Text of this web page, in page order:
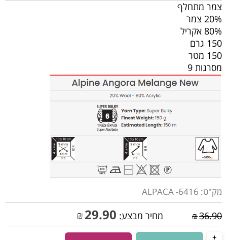
צמר מתחלף
20% צמר
80% אקריל
150 גרם
150 מטר
מסרגות 9
מק"ט: ALPACA -6416
₪36.90 מחיר מבצע: ₪29.90